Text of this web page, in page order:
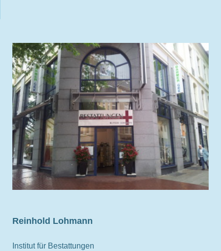
Reinhold Lohmann
Institut für Bestattungen